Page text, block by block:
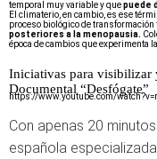
temporal muy variable y quepuede
El climaterio, en cambio, es ese
proceso biológico de
posteriores a la menopausia.
época de cambios que experimenta
Iniciativas para visibilizar
Documental “Desfógate”
https://www.youtube.com/
Con apenas 20
española